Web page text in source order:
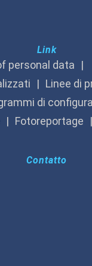
Link
personal data
Linee di
di
Fotoreportage
Contatto